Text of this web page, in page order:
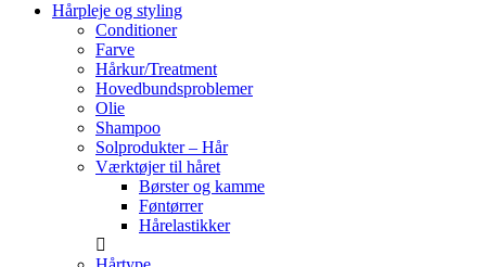
Hårpleje og styling
Conditioner
Farve
Hårkur/Treatment
Hovedbundsproblemer
Olie
Shampoo
Solprodukter – Hår
Værktøjer til håret
Børster og kamme
Føntørrer
Hårelastikker